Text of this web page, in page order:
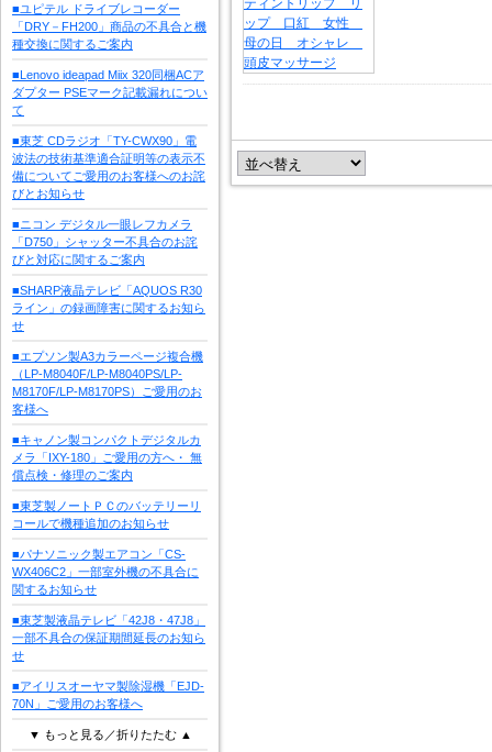
■ユピテル ドライブレコーダー
「DRY－FH200」商品の不具合と機
種交換に関するご案内
■Lenovo ideapad Miix 320同梱ACア
ダプター PSEマーク記載漏れについ
て
■東芝 CDラジオ「TY-CWX90」電
波法の技術基準適合証明等の表示不
備についてご愛用のお客様へのお詫
びとお知らせ
■ニコン デジタル一眼レフカメラ
「D750」シャッター不具合のお詫
びと対応に関するご案内
■SHARP液晶テレビ「AQUOS R30
ライン」の録画障害に関するお知ら
せ
■エプソン製A3カラーページ複合機
（LP-M8040F/LP-M8040PS/LP-
M8170F/LP-M8170PS）ご愛用のお
客様へ
■キャノン製コンパクトデジタルカ
メラ「IXY-180」ご愛用の方へ・ 無
償点検・修理のご案内
■東芝製ノートＰＣのバッテリーリ
コールで機種追加のお知らせ
■パナソニック製エアコン「CS-
WX406C2」一部室外機の不具合に
関するお知らせ
■東芝製液晶テレビ「42J8・47J8」
一部不具合の保証期間延長のお知ら
せ
■アイリスオーヤマ製除湿機「EJD-
70N」ご愛用のお客様へ
▼ もっと見る／折りたたむ ▲